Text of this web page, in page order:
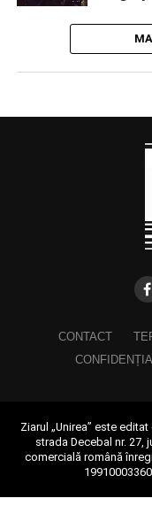
CONTACT
Ziarul „Unirea” este
strada Decebal nr.
comercială română